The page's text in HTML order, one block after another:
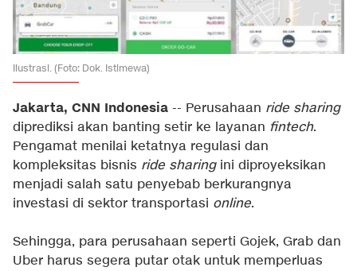
Ilustrasi. (Foto: Dok. Istimewa)
Jakarta, CNN Indonesia -- Perusahaan ride sharing
diprediksi akan banting setir ke layanan fintech.
Pengamat menilai ketatnya regulasi dan
kompleksitas bisnis ride sharingini diproyeksikan
menjadi salah satu penyebab berkurangnya
investasi di sektor transportasi online.
Sehingga, para perusahaan seperti Gojek, Grab dan
Uber harus segera putar otak untuk memperluas